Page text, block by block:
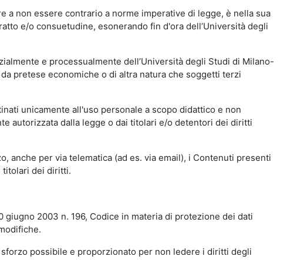
non essere contrario a norme imperative di legge, è nella sua
e/o consuetudine, esonerando fin d'ora dell’Università degli
e processualmente dell’Università degli Studi di Milano-
pretese economiche o di altra natura che soggetti terzi
unicamente all'uso personale a scopo didattico e non
autorizzata dalla legge o dai titolari e/o detentori dei diritti
anche per via telematica (ad es. via email), i Contenuti presenti
titolari dei diritti.
2003 n. 196, Codice in materia di protezione dei dati
possibile e proporzionato per non ledere i diritti degli